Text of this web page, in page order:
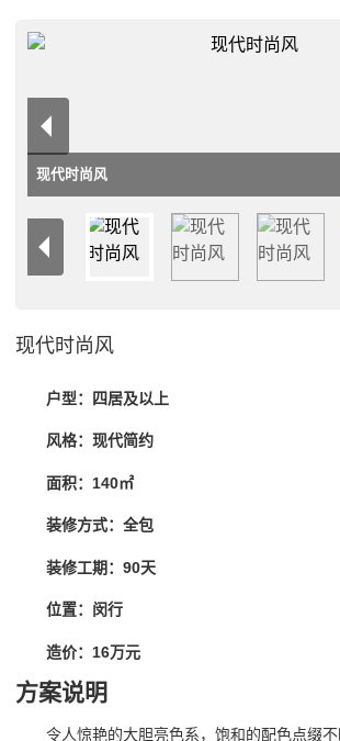
现代时尚风
现代时尚风
户型：四居及以上
风格：现代简约
面积：140㎡
装修方式：全包
装修工期：90天
位置：闵行
造价：16万元
方案说明
令人惊艳的大胆亮色系，饱和的配色点缀